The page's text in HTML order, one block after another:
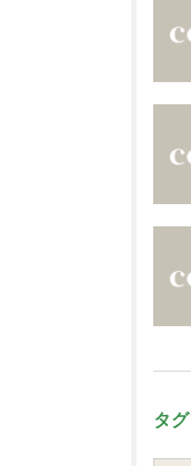
タグ